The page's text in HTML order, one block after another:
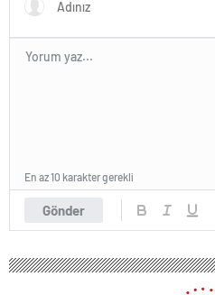
Gönder
En az 10 karakter gerekli